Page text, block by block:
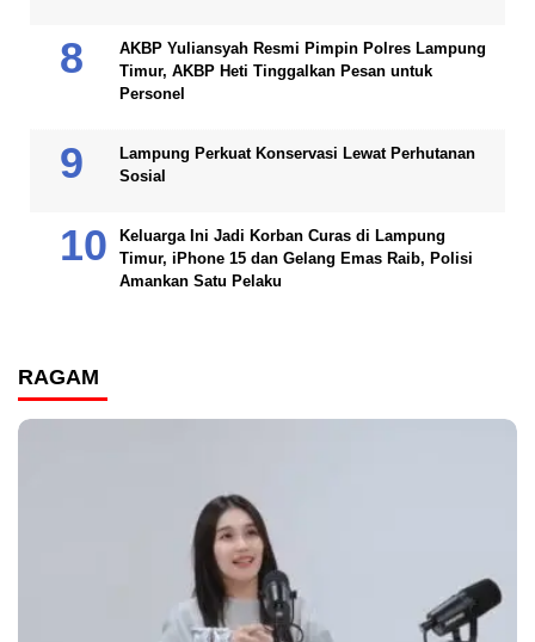
AKBP Yuliansyah Resmi Pimpin Polres Lampung
Timur, AKBP Heti Tinggalkan Pesan untuk
Personel
Lampung Perkuat Konservasi Lewat Perhutanan
Sosial
Keluarga Ini Jadi Korban Curas di Lampung
Timur, iPhone 15 dan Gelang Emas Raib, Polisi
Amankan Satu Pelaku
RAGAM